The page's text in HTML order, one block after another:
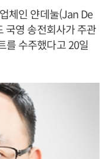
체인 얀데눌(Jan De
국영 송전회사가 주관
를 수주했다고 20일